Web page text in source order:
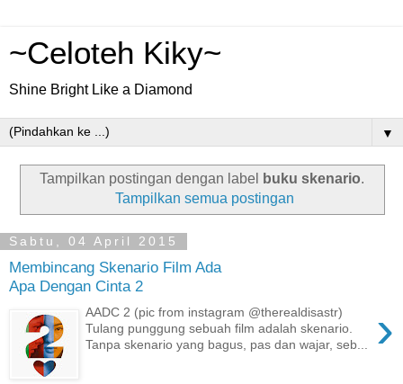
~Celoteh Kiky~
Shine Bright Like a Diamond
▼
Tampilkan postingan dengan label buku skenario.
Tampilkan semua postingan
Sabtu, 04 April 2015
Membincang Skenario Film Ada
Apa Dengan Cinta 2
›
AADC 2 (pic from instagram @therealdisastr)
Tulang punggung sebuah film adalah skenario.
Tanpa skenario yang bagus, pas dan wajar, seb...